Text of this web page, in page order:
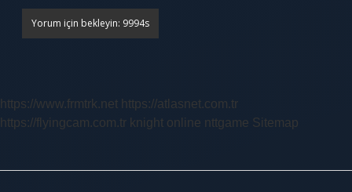
https://www.frmtrk.net https://atlasnet.com.tr
https://flyingcam.com.tr knight online nttgame Sitemap